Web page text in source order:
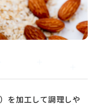
を加工して調理しや